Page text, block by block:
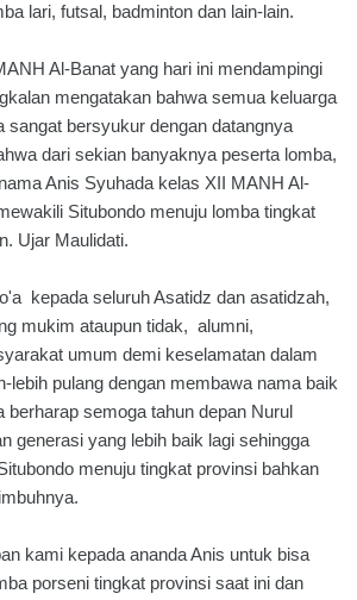
lari, futsal, badminton dan lain-lain.
Al-Banat yang hari ini mendampingi
mengatakan bahwa semua keluarga
sangat bersyukur dengan datangnya
dari sekian banyaknya peserta lomba,
Anis Syuhada kelas XII MANH Al-
Situbondo menuju lomba tingkat
Ujar Maulidati.
kepada seluruh Asatidz dan asatidzah,
mukim ataupun tidak, alumni,
umum demi keselamatan dalam
lebih pulang dengan membawa nama baik
berharap semoga tahun depan Nurul
generasi yang lebih baik lagi sehingga
menuju tingkat provinsi bahkan
kami kepada ananda Anis untuk bisa
porseni tingkat provinsi saat ini dan